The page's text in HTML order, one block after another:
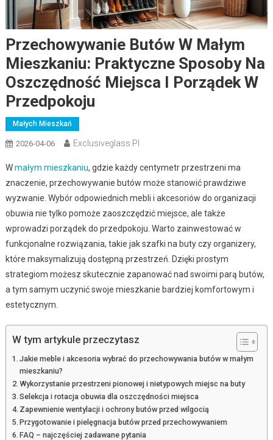
Przechowywanie Butów W Małym
Mieszkaniu: Praktyczne Sposoby Na
Oszczędność Miejsca I Porządek W
Przedpokoju
Małych Mieszkań
2026-04-06 Exclusiveglass.pl
Wmałym mieszkaniu, gdzie każdy centymetr przestrzeni ma
znaczenie, przechowywanie butów może stanowić prawdziwe
wyzwanie. Wybór odpowiednich mebli i akcesoriów do organizacji
obuwia nie tylko pomoże zaoszczędzić miejsce, ale także
wprowadzi porządek do przedpokoju. Warto zainwestować w
funkcjonalne rozwiązania, takie jak szafki na buty czy organizery,
które maksymalizują dostępną przestrzeń. Dzięki prostym
strategiom możesz skutecznie zapanować nad swoimi parą butów,
a tym samym uczynić swoje mieszkanie bardziej komfortowym i
estetycznym.
W tym artykule przeczytasz
Jakie meble i akcesoria wybrać do przechowywania butów w małym
mieszkaniu?
Wykorzystanie przestrzeni pionowej i nietypowych miejsc na buty
Selekcja i rotacja obuwia dla oszczędności miejsca
Zapewnienie wentylacji i ochrony butów przed wilgocią
Przygotowanie i pielęgnacja butów przed przechowywaniem
FAQ – najczęściej zadawane pytania